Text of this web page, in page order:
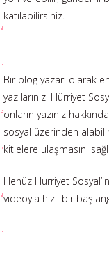
katılabilirsiniz.
Bir blog yazarı olarak
yazılarınızı Hürriyet
onların yazınız
sosyal üzerinden
kitlelere ulaşmasını
Henüz Hurriyet
videoyla hızlı bir